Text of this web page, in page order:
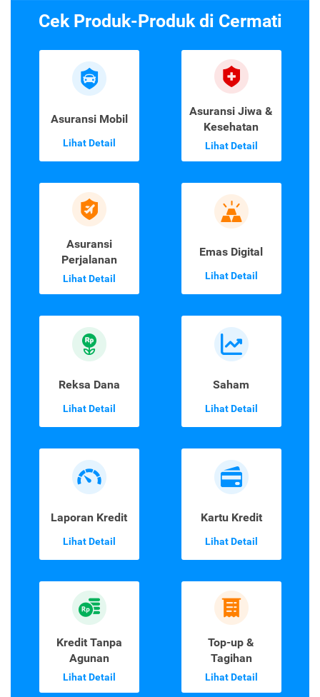
Cek Produk-Produk di Cermati
Asuransi Mobil
Lihat Detail
Asuransi Jiwa &
Kesehatan
Lihat Detail
Asuransi
Perjalanan
Lihat Detail
Emas Digital
Lihat Detail
Reksa Dana
Lihat Detail
Saham
Lihat Detail
Laporan Kredit
Lihat Detail
Kartu Kredit
Lihat Detail
Kredit Tanpa
Agunan
Lihat Detail
Top-up &
Tagihan
Lihat Detail